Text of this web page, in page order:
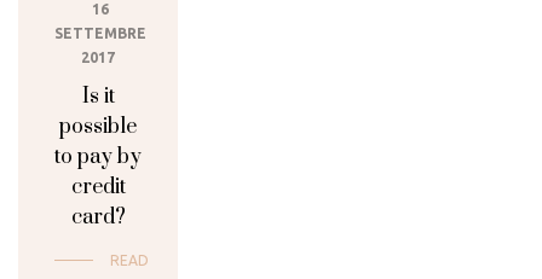
16
SETTEMBRE
2017
Is it
possible
to pay by
credit
card?
READ